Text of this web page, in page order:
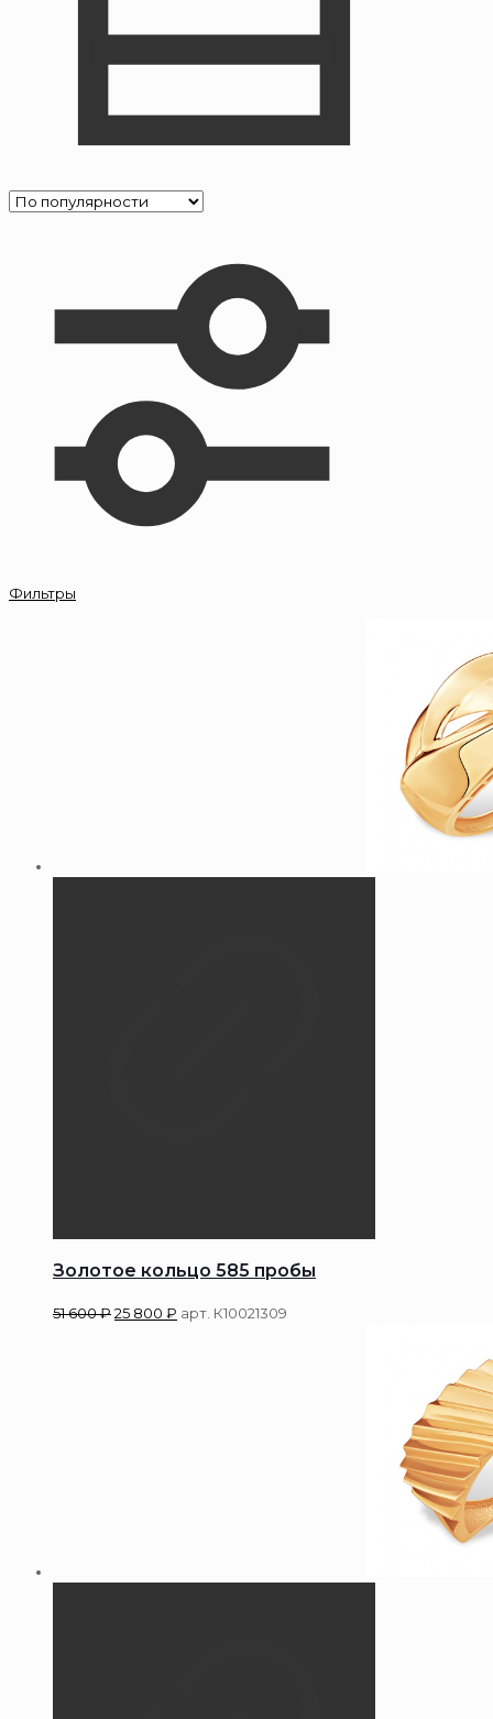
Фильтры
Золотое кольцо 585 пробы
51 600₽25 800 ₽ арт. К10021309